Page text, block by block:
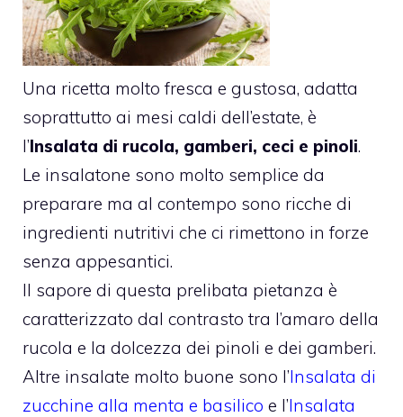
Una ricetta molto fresca e gustosa, adatta
soprattutto ai mesi caldi dell’estate, è
l’Insalata di rucola, gamberi, ceci e pinoli.
Le insalatone sono molto semplice da
preparare ma al contempo sono ricche di
ingredienti nutritivi che ci rimettono in forze
senza appesantici.
Il sapore di questa prelibata pietanza è
caratterizzato dal contrasto tra l’amaro della
rucola e la dolcezza dei pinoli e dei gamberi.
Altre insalate molto buone sono l’Insalata di
zucchine alla menta e basilico e l’Insalata